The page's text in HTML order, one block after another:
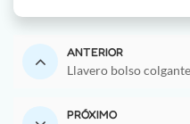
ANTERIOR
Llavero bolso
PRÓXIMO